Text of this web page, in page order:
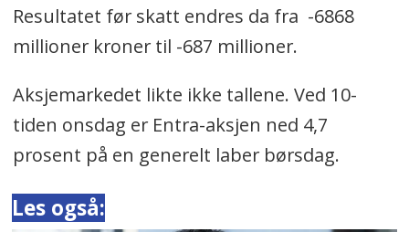
Resultatet før skatt endres da fra -6868
millioner kroner til -687 millioner.
Aksjemarkedet likte ikke tallene. Ved 10-
tiden onsdag er Entra-aksjen ned 4,7
prosent på en generelt laber børsdag.
Les også: